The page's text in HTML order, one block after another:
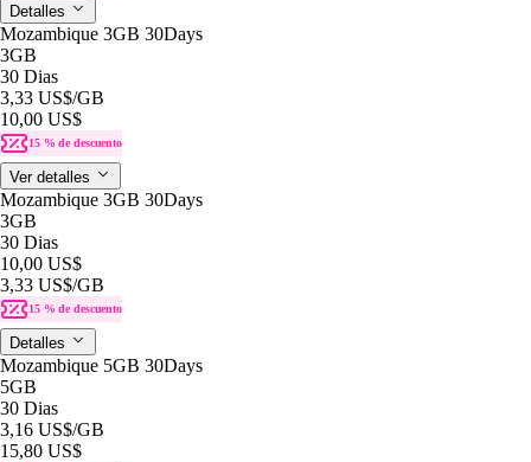
Detalles
Mozambique 3GB 30Days
3GB
30 Dias
3,33 US$/GB
10,00 US$
15 % de descuento
Ver detalles
Mozambique 3GB 30Days
3GB
30 Dias
10,00 US$
3,33 US$/GB
15 % de descuento
Detalles
Mozambique 5GB 30Days
5GB
30 Dias
3,16 US$/GB
15,80 US$